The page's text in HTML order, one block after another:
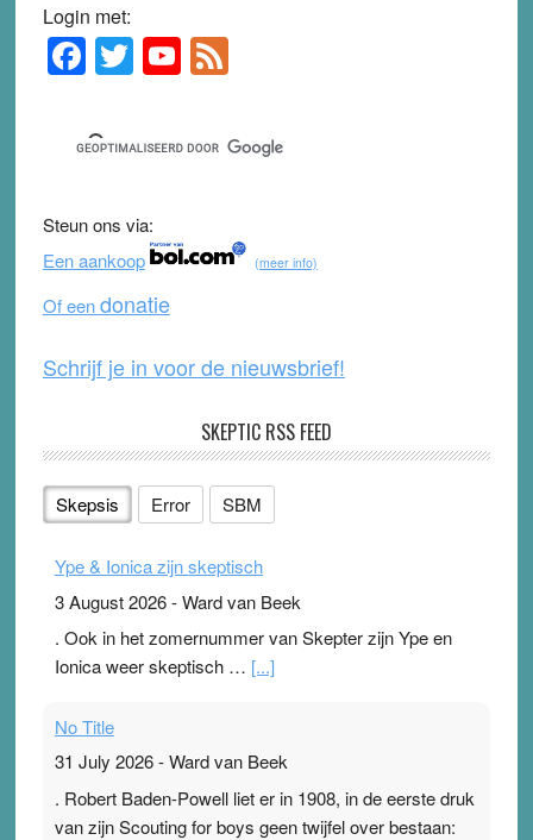
Login met:
Primary
Sidebar
F
a
c
e
b
o
o
k
T
wi
tt
er
Y
o
u
T
b
e
F
e
d
Steun ons via:
Een aankoop
(meer info)
Of eendonatie
Schrijf je in voor de nieuwsbrief!
SKEPTIC RSS FEED
Skepsis Error SBM
Ype & Ionica zijn skeptisch
3 August 2026-Ward van Beek
. Ook in het zomernummer van Skepter zijn Ype en
Ionica weer skeptisch … [...]
No Title
31 July 2026-Ward van Beek
. Robert Baden-Powell liet er in 1908, in de eerste druk
van zijn Scouting for boys geen twijfel over bestaan: